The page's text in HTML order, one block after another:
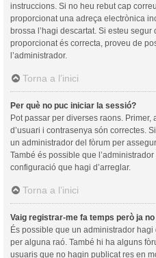
instruccions. Si no heu rebut cap
proporcionat una adreça electrònica
brossa l’hagi descartat. Si esteu
proporcionat és correcta, proveu de
l’administrador.
Torna a l’inici
Per què no puc iniciar la sessió?
Pot passar per diverses raons.
d’usuari i contrasenya són correctes.
un administrador del fòrum per
També és possible que
configuració que hagi d’arreglar.
Torna a l’inici
Vaig registrar-me fa temps però ja
És possible que un administrador
per alguna raó. També hi ha alguns
usuaris que no hagin publicat res en